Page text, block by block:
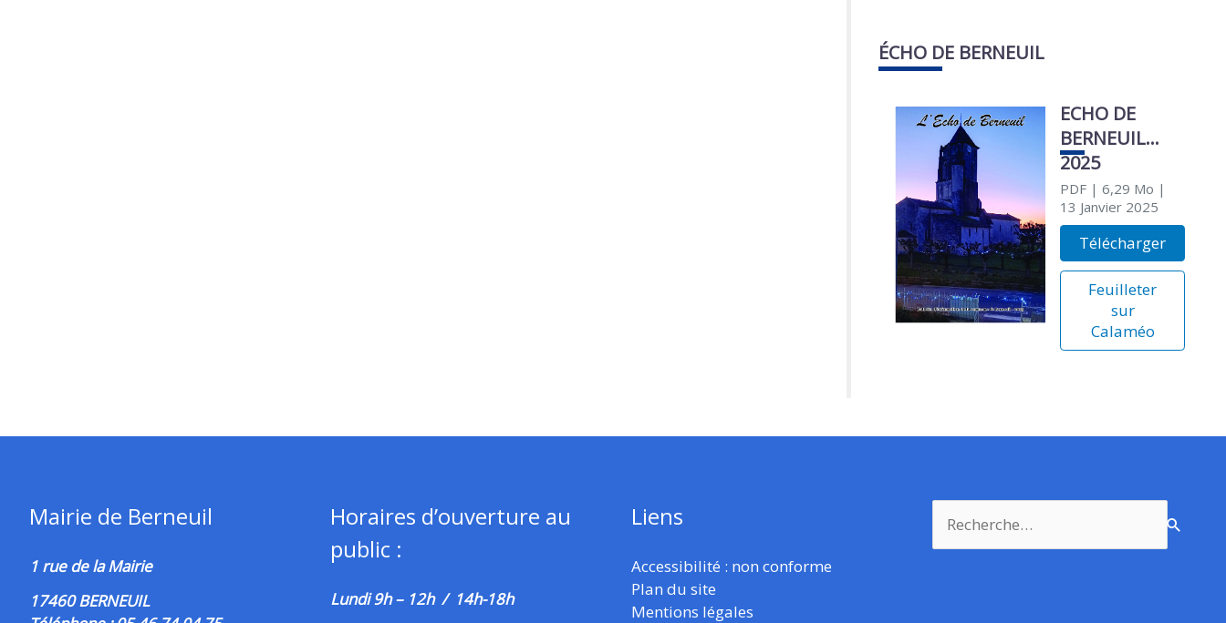
ÉCHO DE BERNEUIL
ECHO DE
BERNEUIL
2025
PDF| 6,29 Mo |
13 Janvier 2025
Télécharger
Feuilleter
sur
Calaméo
Mairie de Berneuil
1 rue de la Mairie
17460 BERNEUIL
Horaires d’ouverture au
public :
Lundi 9h – 12h / 14h-18h
Liens
Accessibilité : non conforme
Plan du site
Mentions légales